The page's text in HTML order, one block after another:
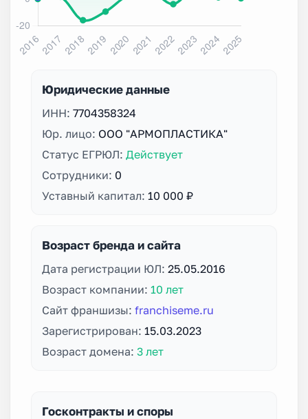
Юридические данные
ИНН: 7704358324
Юр. лицо: ООО "АРМОПЛАСТИКА"
Статус ЕГРЮЛ: Действует
Сотрудники: 0
Уставный капитал: 10 000 ₽
Возраст бренда и сайта
Дата регистрации ЮЛ: 25.05.2016
Возраст компании: 10 лет
Сайт франшизы: franchiseme.ru
Зарегистрирован: 15.03.2023
Возраст домена: 3 лет
Госконтракты и споры